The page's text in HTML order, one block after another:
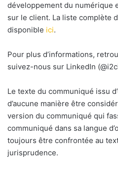
développement du numérique
sur le client. La liste complète
disponible ici.
Pour plus d’informations,
suivez-nous sur LinkedIn
Le texte du communiqué issu
d’aucune manière être
version du communiqué qui
communiqué dans sa langue
toujours être confrontée au
jurisprudence.